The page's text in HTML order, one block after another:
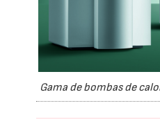
Gama de bombas de